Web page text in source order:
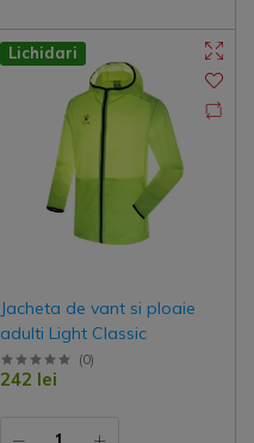
Lichidari
Jacheta de vant si ploaie
adulti Light Classic
(0)
242 lei